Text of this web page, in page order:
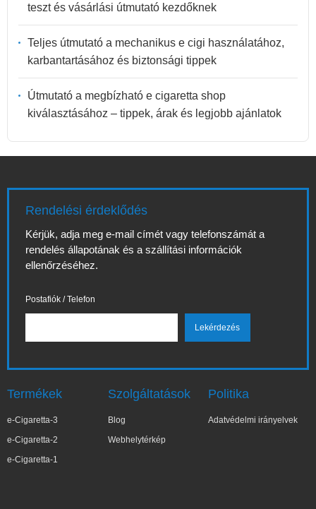
teszt és vásárlási útmutató kezdőknek
Teljes útmutató a mechanikus e cigi használatához,
karbantartásához és biztonsági tippek
Útmutató a megbízható e cigaretta shop
kiválasztásához – tippek, árak és legjobb ajánlatok
Rendelési érdeklődés
Kérjük, adja meg e-mail címét vagy telefonszámát a
rendelés állapotának és a szállítási információk
ellenőrzéséhez.
Postafiók / Telefon
Termékek
e-Cigaretta-3
e-Cigaretta-2
e-Cigaretta-1
Szolgáltatások
Blog
Webhelytérkép
Politika
Adatvédelmi irányelvek